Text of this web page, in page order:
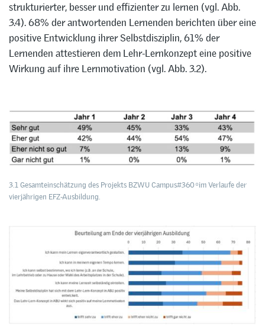
strukturierter, besser und effizienter zu lernen (vgl. Abb.
3.4). 68% der antwortenden Lernenden berichten über eine
positive Entwicklung ihrer Selbstdisziplin, 61% der
Lernenden attestieren dem Lehr-Lernkonzept eine positive
Wirkung auf ihre Lernmotivation (vgl. Abb. 3.2).
3.1 Gesamteinschätzung des Projekts BZWU Campus#360 ͦ im Verlaufe der
vierjährigen EFZ-Ausbildung.